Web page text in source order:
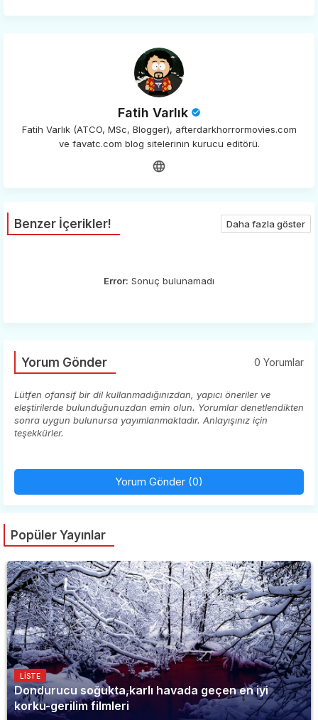
Fatih Varlık
Fatih Varlık (ATCO, MSc, Blogger), afterdarkhorrormovies.com
ve favatc.com blog sitelerinin kurucu editörü.
Benzer İçerikler! Daha fazla göster
Error: Sonuç bulunamadı
Yorum Gönder 0 Yorumlar
Lütfen ofansif bir dil kullanmadığınızdan, yapıcı öneriler ve
eleştirilerde bulunduğunuzdan emin olun. Yorumlar denetlendikten
sonra uygun bulunursa yayımlanmaktadır. Anlayışınız için
teşekkürler.
Yorum Gönder (0)
Popüler Yayınlar
LISTE
Dondurucu soğukta,karlı havada geçen en iyi
korku-gerilim filmleri